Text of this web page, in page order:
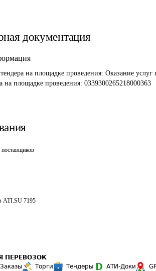
документация
на площадке проведения: Оказание услуг
на площадке проведения: 0339300265218000363
поставщиков
ATI.SU 7195
ПЕРЕВОЗОК
Заказы Торги Тендеры АТИ-Доки